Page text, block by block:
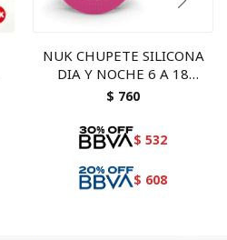
NUK CHUPETE SILICONA
DIA Y NOCHE 6 A 18
MESES 2 UNIDADES -
$ 760
$ 532
$ 608